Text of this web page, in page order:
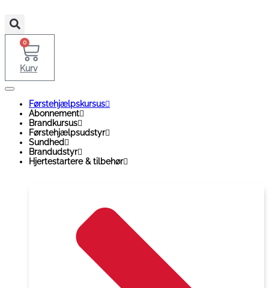
0
Kurv
Førstehjælpskursus
Abonnement
Brandkursus
Førstehjælpsudstyr
Sundhed
Brandudstyr
Hjertestartere & tilbehør